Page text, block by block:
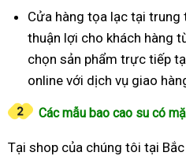
Cửa hàng tọa lạc tại trung
thuận lợi cho khách hàng
chọn sản phẩm trực tiếp
online với dịch vụ giao
Các mẫu bao cao su có
Tại shop của chúng tôi tại